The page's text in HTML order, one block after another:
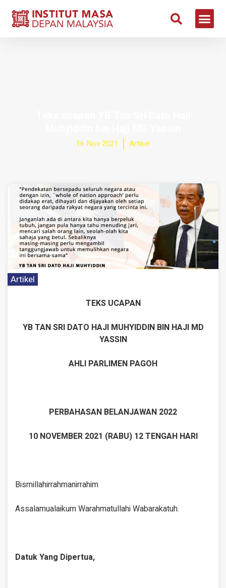
16 Nov 2021 Artikel
Artikel
TEKS UCAPAN
YB TAN SRI DATO HAJI MUHYIDDIN BIN HAJI MD
YASSIN
AHLI PARLIMEN PAGOH
PERBAHASAN BELANJAWAN 2022
10 NOVEMBER 2021 (RABU) 12 TENGAH HARI
Bismillahirrahmanirrahim
Assalamualaikum Warahmatullahi Wabarakatuh.
Datuk Yang Dipertua,